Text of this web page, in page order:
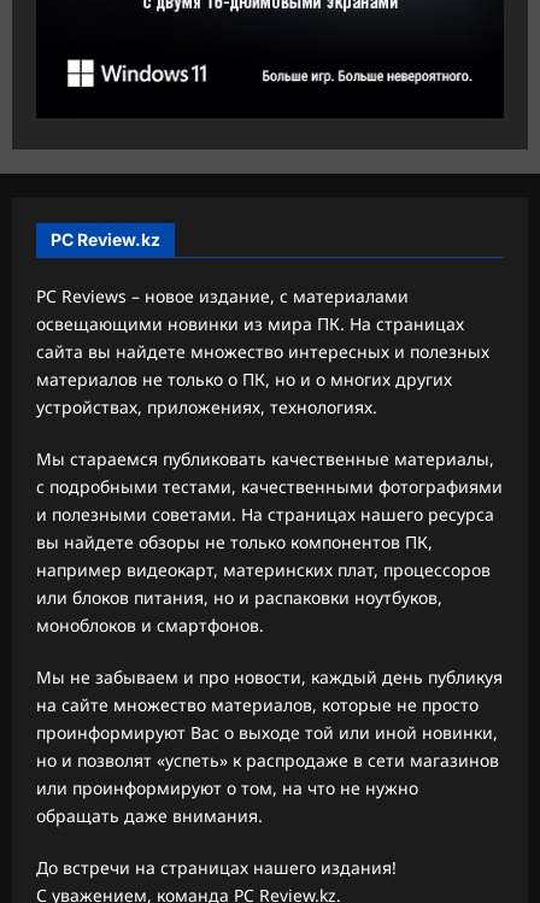
PC Review.kz
PC Reviews – новое издание, с материалами
освещающими новинки из мира ПК. На страницах
сайта вы найдете множество интересных и полезных
материалов не только о ПК, но и о многих других
устройствах, приложениях, технологиях.
Мы стараемся публиковать качественные материалы,
с подробными тестами, качественными фотографиями
и полезными советами. На страницах нашего ресурса
вы найдете обзоры не только компонентов ПК,
например видеокарт, материнских плат, процессоров
или блоков питания, но и распаковки ноутбуков,
моноблоков и смартфонов.
Мы не забываем и про новости, каждый день публикуя
на сайте множество материалов, которые не просто
проинформируют Вас о выходе той или иной новинки,
но и позволят «успеть» к распродаже в сети магазинов
или проинформируют о том, на что не нужно
обращать даже внимания.
До встречи на страницах нашего издания!
С уважением, команда PC Review.kz.